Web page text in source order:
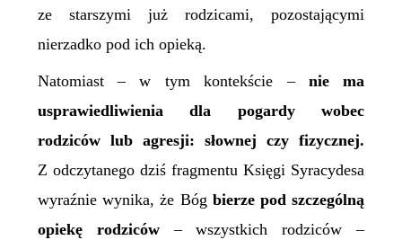
ze starszymi już rodzicami, pozostającymi
nierzadko pod ich opieką.
Natomiast – w tym kontekście –nie ma
usprawiedliwienia dla pogardy wobec
rodziców lub agresji: słownej czy fizycznej.
Z odczytanego dziś fragmentu Księgi Syracydesa
wyraźnie wynika, że Bóg bierze pod szczególną
opiekę rodziców– wszystkich rodziców –